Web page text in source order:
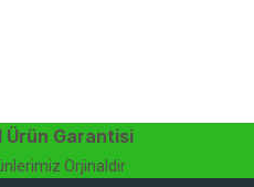
Ürün Garantisi
Orjinaldir